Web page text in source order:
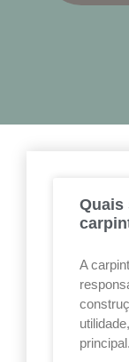
Quais
A